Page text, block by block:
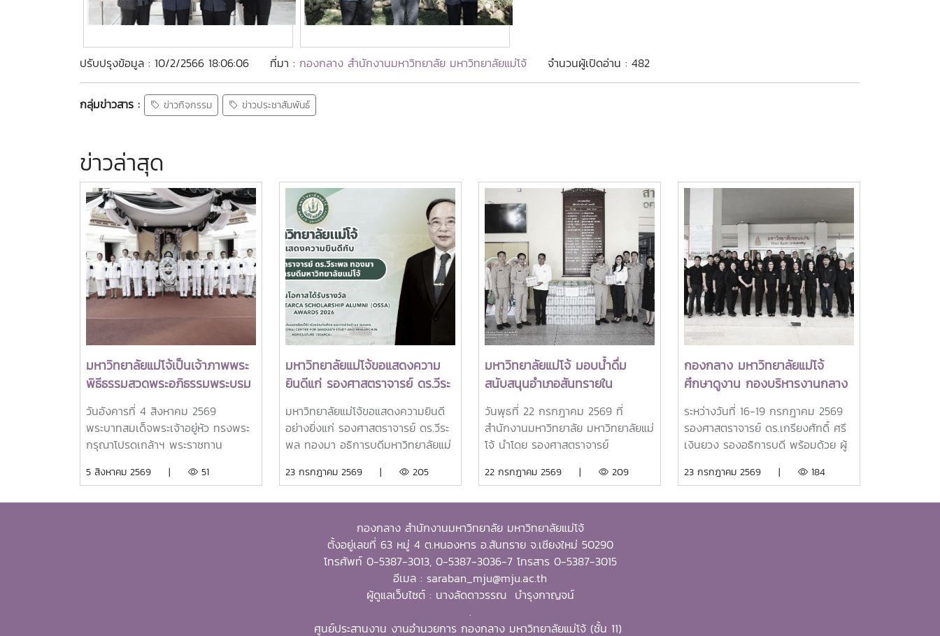
ปรับปรุงข้อมูล : 10/2/2566 18:06:06 ที่มา : กองกลาง สำนักงานมหาวิทยาลัย มหาวิทยาลัยแม่โจ้ จำนวนผู้เปิดอ่าน : 482
กลุ่มข่าวสาร : ข่าวกิจกรรม ข่าวประชาสัมพันธ์
ข่าวล่าสุด
มหาวิทยาลัยแม่โจ้เป็นเจ้าภาพพระ
พิธีธรรมสวดพระอภิธรรมพระบรม
ศพสมเด็จพระนางเจ้าสิริกิติ์
พระบรมราชินีนาถ พระบรมราช
ชนนีพันปีหลวง พร้อมเข้ากราบ
ถวายบังคมพระศพ สมเด็จพระเจ้า
ลูกเธอ เจ้าฟ้าพัชรกิติยาภา นเรนทิ
วันอังคารที่ 4 สิงหาคม 2569
พระบาทสมเด็จพระเจ้าอยู่หัว ทรงพระ
กรุณาโปรดเกล้าฯ พระราชทาน
ศาสตราจารย์ ดร.วีระพล ทองมา
5 สิงหาคม 2569 | 51
มหาวิทยาลัยแม่โจ้ขอแสดงความ
ยินดีแก่ รองศาสตราจารย์ ดร.วีระ
พล ทองมา อธิการบดีมหาวิทยาลัย
แม่โจ้ ในโอกาสได้รับรางวัล
Outstanding SEARCA
Awards 2026
มหาวิทยาลัยแม่โจ้ขอแสดงความยินดี
อย่างยิ่งแก่ รองศาสตราจารย์ ดร.วีระ
พล ทองมา อธิการบดีมหาวิทยาลัยแม่
ได้รับรางวัล Outstanding SEARCA
ตะวันออกเฉียงใต้ว่าด้วยบัณฑิตศึกษา
และการวิจัยด้านการเกษตร หรือ
Southeast Asian Regional Center
for Graduate Study and Research
in Agriculture (SEARCA) นับเป็น
ศิษย์เก่าทุน SEARCA ผู้มีความสำเร็จ
23 กรกฎาคม 2569 | 205
มหาวิทยาลัยแม่โจ้ มอบน้ำดื่ม
สนับสนุนอำเภอสันทรายใน
กิจกรรม "จิตอาสาพัฒนาภูมิทัศน์"
และกิจกรรมต่างๆของอำเภอ
สันทราย
วันพุธที่ 22 กรกฎาคม 2569 ที่
สำนักงานมหาวิทยาลัย มหาวิทยาลัยแม่
โจ้ นำโดย รองศาสตราจารย์
อธิการบดี พร้อมด้วยคณะผู้บริหาร
สันทราย จำนวน 100 แพ็ค เพื่อใช้ใน
กิจกรรม “จิตอาสาพัฒนาภูมิทัศน์
อำเภอสันทราย จังหวัดเชียงใหม่” ซึ่ง
จัดขึ้นเนื่องในโอกาสวันสำคัญของชาติ
ไทย เพื่อเฉลิมพระเกียรติพระบาท
เฉลิมพระชนมพรรษา 28 กรกฎาคม
22 กรกฎาคม 2569 | 209
กองกลาง มหาวิทยาลัยแม่โจ้
ศึกษาดูงาน กองบริหารงานกลาง
มหาวิทยาลัยขอนแก่น แลกเปลี่ยน
องค์ความรู้ด้าน AI เพื่อยกระดับ
การบริหารจัดการองค์กรสมัยใหม่
ประยุกต์ใช้ AI ในการปฎิบัติงาน
ระหว่างวันที่ 16-19 กรกฎาคม 2569
รองศาสตราจารย์ ดร.เกรียงศักดิ์ ศรี
เงินยวง รองอธิการบดี พร้อมด้วย ผู้
ยมเกิด ผู้ช่วยอธิการบดี , นางพัชรี คำ
23 กรกฎาคม 2569 | 184
กองกลาง สำนักงานมหาวิทยาลัย มหาวิทยาลัยแม่โจ้
ตั้งอยู่เลขที่ 63 หมู่ 4 ต.หนองหาร อ.สันทราย จ.เชียงใหม่ 50290
โทรศัพท์ 0-5387-3013, 0-5387-3036-7 โทรสาร 0-5387-3015
อีเมล : saraban_mju@mju.ac.th
ผู้ดูแลเว็บไซต์ : นางลัดดาวรรณ บำรุงกาญจน์
.
ศูนย์ประสานงาน งานอำนวยการ กองกลาง มหาวิทยาลัยแม่โจ้ (ชั้น 11)